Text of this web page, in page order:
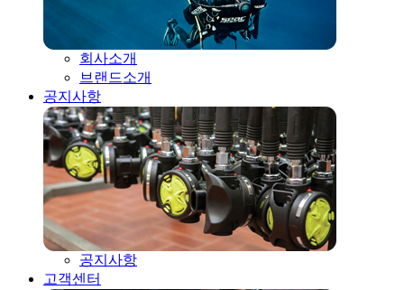
회사소개
브랜드소개
공지사항
공지사항
고객센터